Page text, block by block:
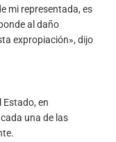
mi representada, es
al daño
expropiación», dijo
Estado, en
una de las